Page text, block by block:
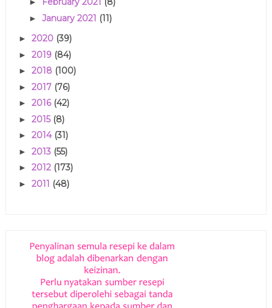
►
► January 2021 (11)
► 2020 (39)
► 2019 (84)
► 2018 (100)
► 2017 (76)
► 2016 (42)
► 2015 (8)
► 2014 (31)
► 2013 (55)
► 2012 (173)
► 2011 (48)